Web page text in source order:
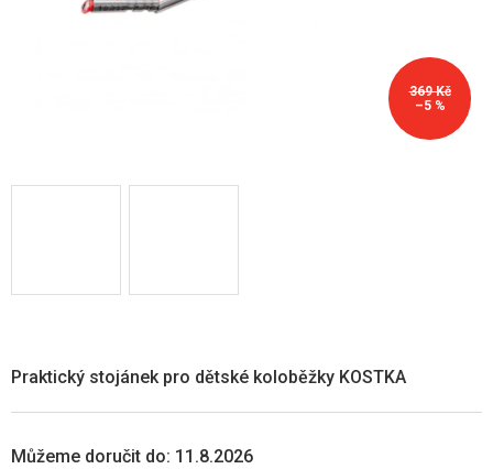
369 Kč
–5 %
Můžeme doručit do: 11.8.2026
Praktický stojánek pro dětské koloběžky KOSTKA